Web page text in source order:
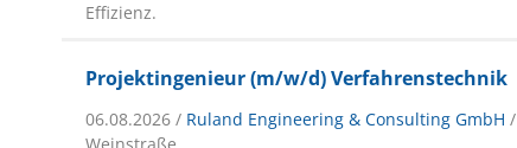
Effizienz.
Projektingenieur (m/w/d) Verfahrenstechnik
06.08.2026 / Ruland Engineering & Consulting GmbH